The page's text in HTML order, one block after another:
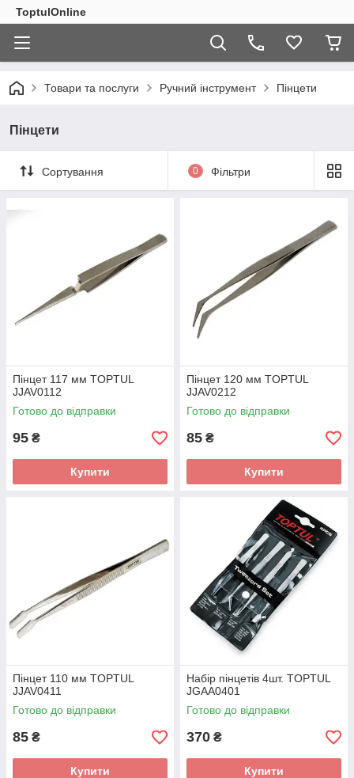
ToptulOnline
Товари та послуги Ручний інструмент Пінцети
Пінцети
Сортування 0 Фільтри
Пінцет 117 мм TOPTUL
JJAV0112
Готово до відправки
95 ₴
Купити
Пінцет 120 мм TOPTUL
JJAV0212
Готово до відправки
85 ₴
Купити
Пінцет 110 мм TOPTUL
JJAV0411
Готово до відправки
85 ₴
Купити
Набір пінцетів 4шт. TOPTUL
JGAA0401
Готово до відправки
370 ₴
Купити